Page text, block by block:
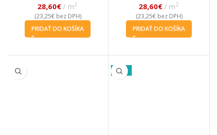
28,60€ m2
(23,25€bez DPH)
PRIDAŤ DO KOŠÍKA
28,60€ m2
(23,25€bez DPH)
PRIDAŤ DO KOŠÍKA
-27%